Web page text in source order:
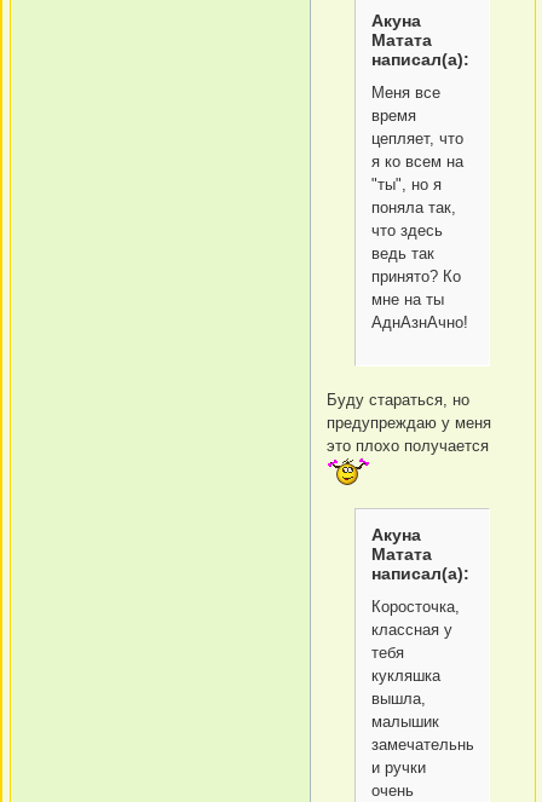
Акуна
Матата
написал(а):
Меня все
время
цепляет, что
я ко всем на
"ты", но я
поняла так,
что здесь
ведь так
принято? Ко
мне на ты
АднАзнАчно!
Буду стараться, но
предупреждаю у меня
это плохо получается
Акуна
Матата
написал(а):
Коросточка,
классная у
тебя
кукляшка
вышла,
малышик
замечательный
и ручки
очень